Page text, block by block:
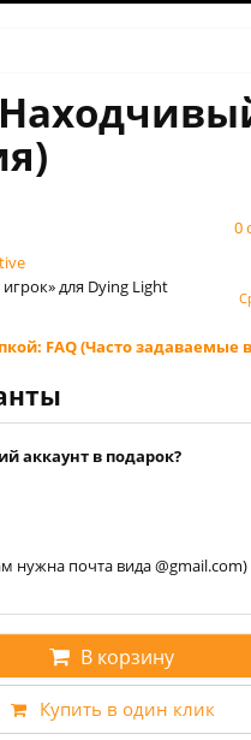
0
для Dying Light
FAQ (Часто задаваемые
аккаунт в подарок?
нужна почта вида @gmail.com)
В корзину
Купить в один клик